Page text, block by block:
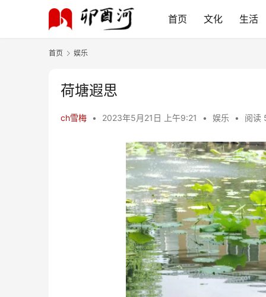
首页 文化 生活
首页 娱乐
荷塘遐思
ch雪梅 • 2023年5月21日 上午9:21 • 娱乐 • 阅读